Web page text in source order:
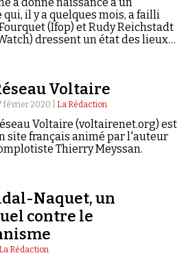
il y a quelques mois, a failli
(Ifop) et Rudy Reichstadt
dressent un état des lieux
Voltaire
février 2020 | La Rédaction
Voltaire (voltairenet.org) est
site français animé par l'auteur
Thierry Meyssan.
Naquet, un
contre le
La Rédaction